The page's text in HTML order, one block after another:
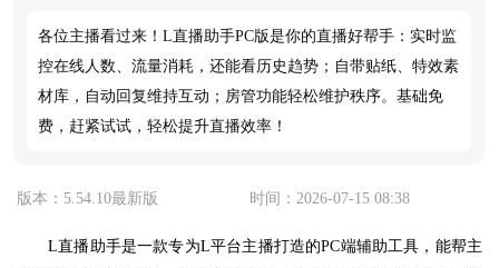
各位主播看过来！L直播助手PC版是你的直播好帮手：实时监
控在线人数、流量消耗，还能看历史趋势；自带贴纸、特效素
材库，自动回复维持互动；房管功能轻松维护秩序。基础免
费，赶紧试试，轻松提升直播效率！
版本：5.54.10最新版 时间：2026-07-15 08:38
L直播助手是一款专为L平台主播打造的PC端辅助工具，能帮主